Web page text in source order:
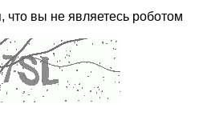
что вы не являетесь роботом